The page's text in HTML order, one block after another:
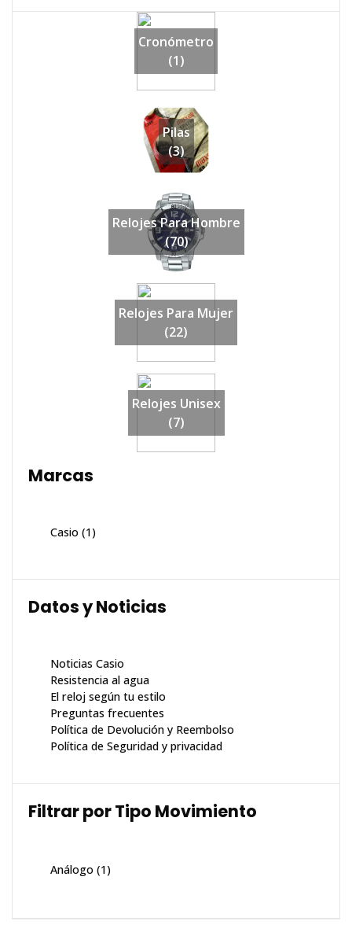
Cronómetro
(1)
Pilas
(3)
Relojes Para Hombre
(70)
Relojes Para Mujer
(22)
Relojes Unisex
(7)
Marcas
Casio (1)
Datos y Noticias
Noticias Casio
Resistencia al agua
El reloj según tu estilo
Preguntas frecuentes
Política de Devolución y Reembolso
Política de Seguridad y privacidad
Filtrar por Tipo Movimiento
Análogo (1)